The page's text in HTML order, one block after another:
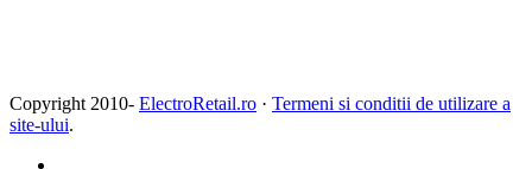
Copyright 2010- ElectroRetail.ro · Termeni si conditii de utilizare a
site-ului.